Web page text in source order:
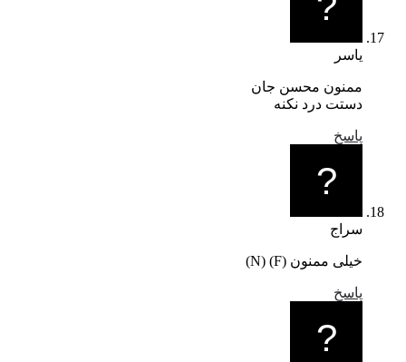
ممنون محسن جان
دستت درد نکنه
سراج
خیلی ممنون (F) (N)